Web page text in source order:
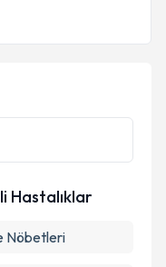
Hastalıklar
Nöbetleri